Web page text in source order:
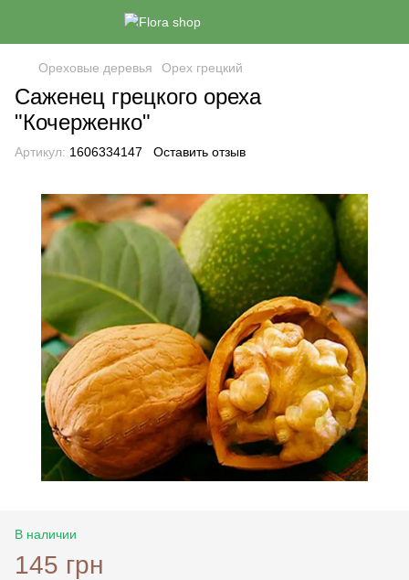
Ореховые деревья Орех грецкий
Саженец грецкого ореха
"Кочерженко"
Артикул: 1606334147 Оставить отзыв
В наличии
145 грн